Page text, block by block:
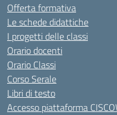
Offerta formativa
Le schede didattiche
I progetti delle classi
Orario docenti
Orario Classi
Corso Serale
Libri di testo
Accesso piattaforma